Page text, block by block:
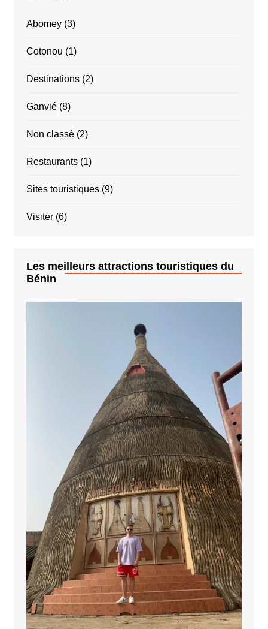
Abomey(3)
Cotonou (1)
Destinations(2)
Ganvié(8)
Non classé(2)
Restaurants(1)
Sites touristiques(9)
Visiter(6)
Les meilleurs attractions touristiques du
Bénin